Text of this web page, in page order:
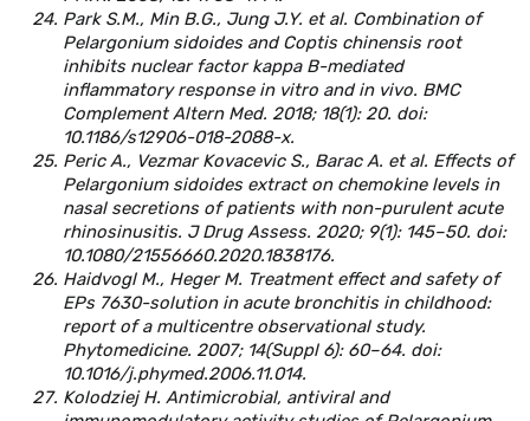
Park S.M., Min B.G., Jung J.Y. et al. Combination of
Pelargonium sidoides and Coptis chinensis root
inhibits nuclear factor kappa B-mediated
inflammatory response in vitro and in vivo. BMC
Complement Altern Med. 2018; 18(1): 20. doi:
10.1186/s12906-018-2088-x.
Peric A., Vezmar Kovacevic S., Barac A. et al. Effects of
Pelargonium sidoides extract on chemokine levels in
nasal secretions of patients with non-purulent acute
rhinosinusitis. J Drug Assess. 2020; 9(1): 145–50. doi:
10.1080/21556660.2020.1838176.
Haidvogl M., Heger M. Treatment effect and safety of
EPs 7630-solution in acute bronchitis in childhood:
report of a multicentre observational study.
Phytomedicine. 2007; 14(Suppl 6): 60–64. doi:
10.1016/j.phymed.2006.11.014.
Kolodziej H. Antimicrobial, antiviral and